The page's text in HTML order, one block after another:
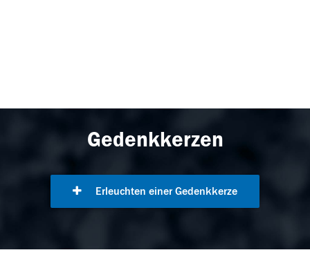
Gedenkkerzen
Erleuchten einer Gedenkkerze